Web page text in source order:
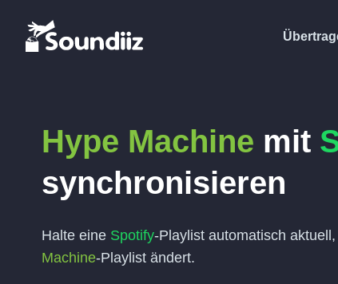
Hype Machine mit
synchronisieren
Halte eine Spotify-Playlist automatisch
Machine-Playlist ändert.